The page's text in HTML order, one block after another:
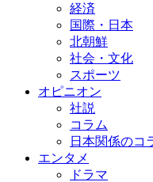
経済
国際・日本
北朝鮮
社会・文化
スポーツ
オピニオン
社説
コラム
日本関係のコ
エンタメ
ドラマ